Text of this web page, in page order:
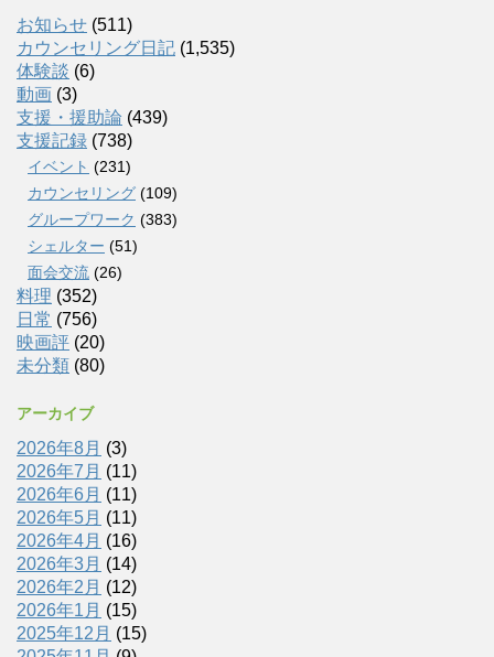
お知らせ (511)
カウンセリング日記 (1,535)
体験談 (6)
動画 (3)
支援・援助論 (439)
支援記録 (738)
イベント (231)
カウンセリング (109)
グループワーク (383)
シェルター (51)
面会交流 (26)
料理 (352)
日常 (756)
映画評 (20)
未分類 (80)
アーカイブ
2026年8月 (3)
2026年7月 (11)
2026年6月 (11)
2026年5月 (11)
2026年4月 (16)
2026年3月 (14)
2026年2月 (12)
2026年1月 (15)
2025年12月 (15)